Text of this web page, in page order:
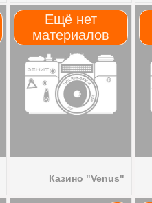
Ещё нет
материалов
Казино "Venus"